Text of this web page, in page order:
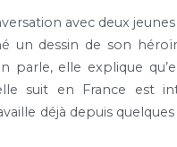
avec deux
un dessin de son
elle explique
suit en France est
déjà depuis